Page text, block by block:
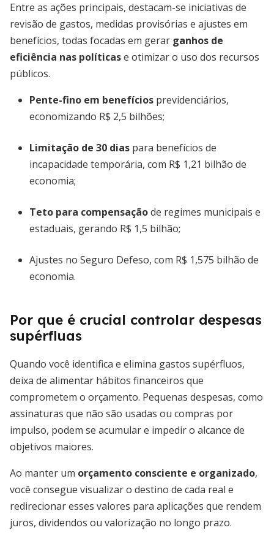
Entre as ações principais, destacam-se iniciativas de
revisão de gastos, medidas provisórias e ajustes em
benefícios, todas focadas em gerar ganhos de
eficiência nas políticase otimizar o uso dos recursos
públicos.
Pente-fino em benefícios previdenciários,
economizando R$ 2,5 bilhões;
Limitação de 30 dias para benefícios de
incapacidade temporária, com R$ 1,21 bilhão de
economia;
Teto para compensaçãode regimes municipais e
estaduais, gerando R$ 1,5 bilhão;
Ajustes no Seguro Defeso, com R$ 1,575 bilhão de
economia.
Por que é crucial controlar despesas
supérfluas
Quando você identifica e elimina gastos supérfluos,
deixa de alimentar hábitos financeiros que
comprometem o orçamento. Pequenas despesas, como
assinaturas que não são usadas ou compras por
impulso, podem se acumular e impedir o alcance de
objetivos maiores.
Ao manter um orçamento consciente e organizado,
você consegue visualizar o destino de cada real e
redirecionar esses valores para aplicações que rendem
juros, dividendos ou valorização no longo prazo.